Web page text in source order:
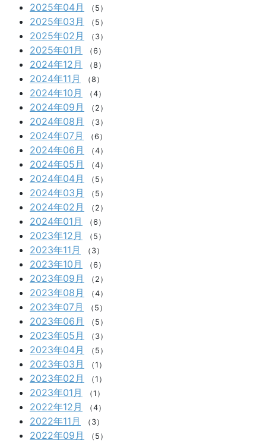
2025年04月 （5）
2025年03月 （5）
2025年02月 （3）
2025年01月 （6）
2024年12月 （8）
2024年11月 （8）
2024年10月 （4）
2024年09月 （2）
2024年08月 （3）
2024年07月 （6）
2024年06月 （4）
2024年05月 （4）
2024年04月 （5）
2024年03月 （5）
2024年02月 （2）
2024年01月 （6）
2023年12月 （5）
2023年11月 （3）
2023年10月 （6）
2023年09月 （2）
2023年08月 （4）
2023年07月 （5）
2023年06月 （5）
2023年05月 （3）
2023年04月 （5）
2023年03月 （1）
2023年02月 （1）
2023年01月 （1）
2022年12月 （4）
2022年11月 （3）
2022年09月 （5）